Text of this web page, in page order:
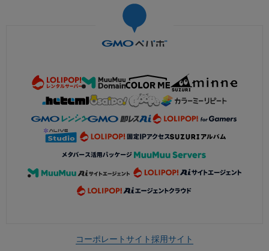
コーポレートサイト採用サイト